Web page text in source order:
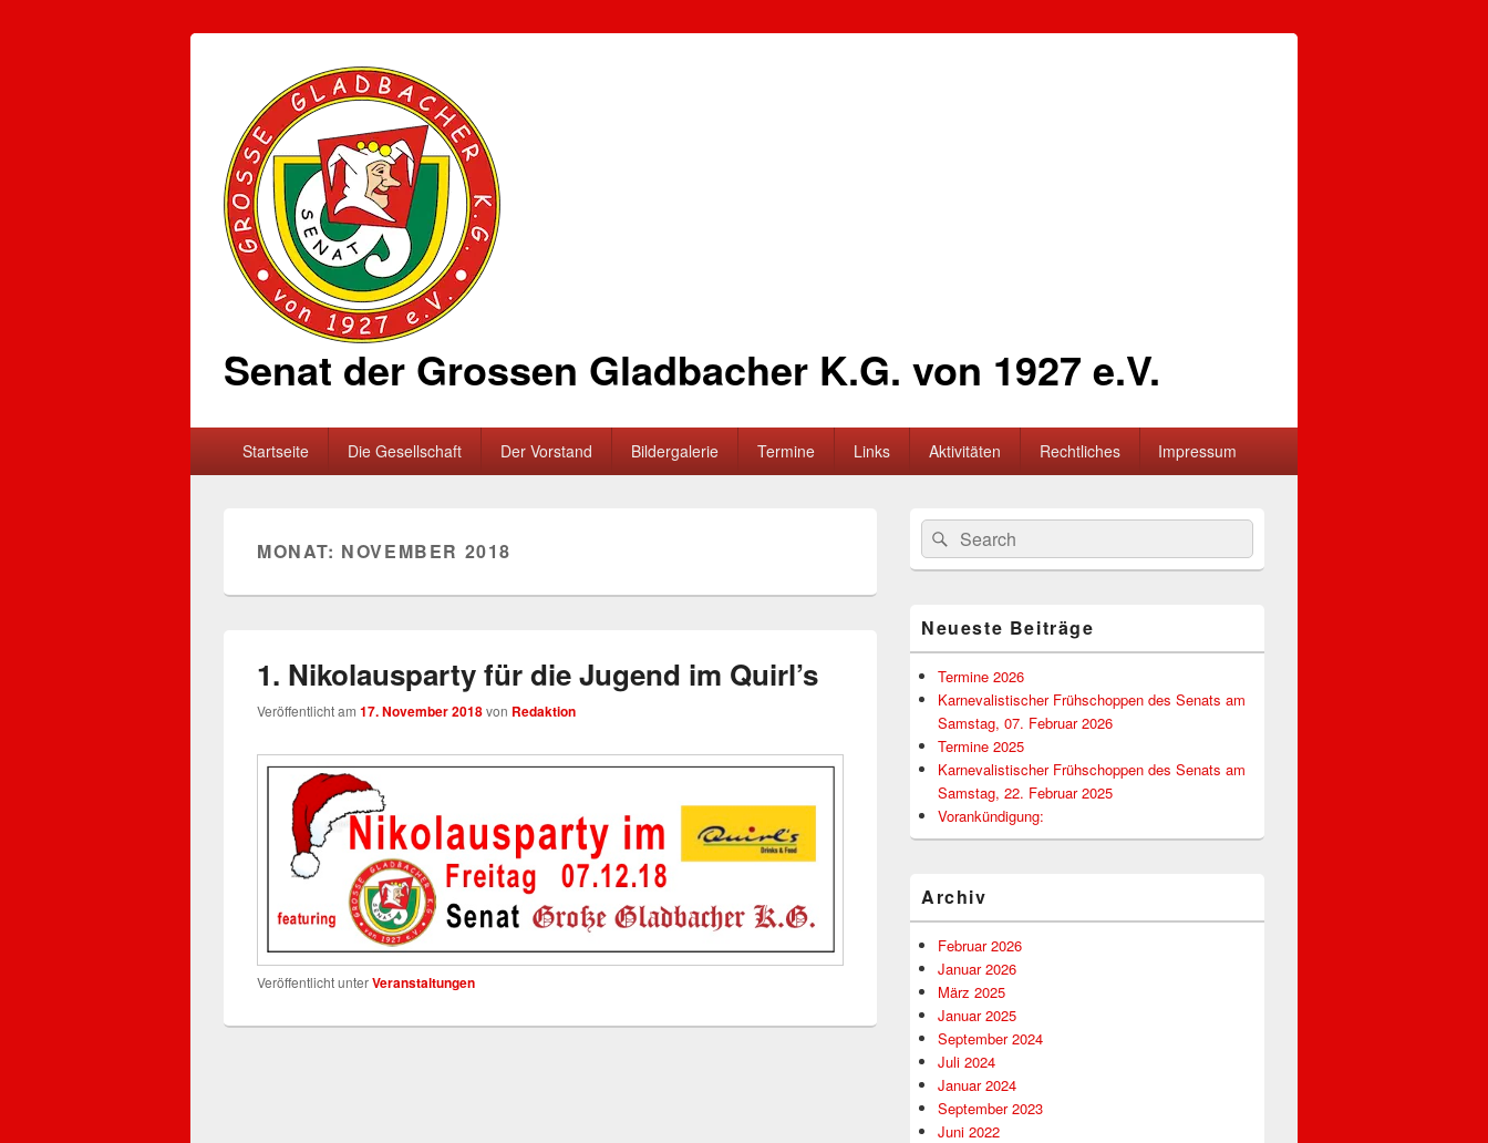
Senat der Grossen Gladbacher K.G. von 1927 e.V.
Startseite Die Gesellschaft Der Vorstand Bildergalerie Termine Links Aktivitäten Rechtliches Impressum
MONAT: NOVEMBER 2018
1. Nikolausparty für die Jugend im Quirl’s
Veröffentlicht am 17. November 2018von Redaktion
Veröffentlicht unterVeranstaltungen
Primärer
Seitenleisten-
Widgetbereich
Suchen
nach:
Suchen
Neueste Beiträge
Termine 2026
Karnevalistischer Frühschoppen des Senats am
Samstag, 07. Februar 2026
Termine 2025
Karnevalistischer Frühschoppen des Senats am
Samstag, 22. Februar 2025
Vorankündigung:
Archiv
Februar 2026
Januar 2026
März 2025
Januar 2025
September 2024
Juli 2024
Januar 2024
September 2023
Juni 2022